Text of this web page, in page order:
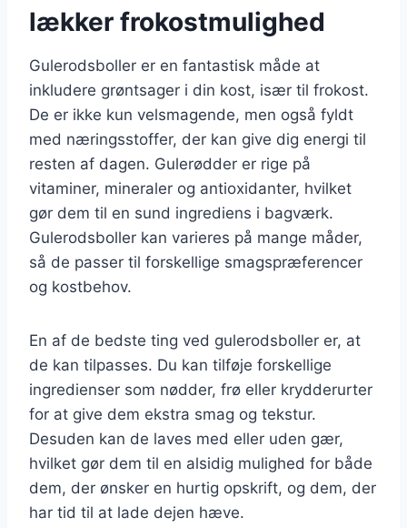
lækker frokostmulighed
Gulerodsboller er en fantastisk måde at
inkludere grøntsager i din kost, især til frokost.
De er ikke kun velsmagende, men også fyldt
med næringsstoffer, der kan give dig energi til
resten af dagen. Gulerødder er rige på
vitaminer, mineraler og antioxidanter, hvilket
gør dem til en sund ingrediens i bagværk.
Gulerodsboller kan varieres på mange måder,
så de passer til forskellige smagspræferencer
og kostbehov.
En af de bedste ting ved gulerodsboller er, at
de kan tilpasses. Du kan tilføje forskellige
ingredienser som nødder, frø eller krydderurter
for at give dem ekstra smag og tekstur.
Desuden kan de laves med eller uden gær,
hvilket gør dem til en alsidig mulighed for både
dem, der ønsker en hurtig opskrift, og dem, der
har tid til at lade dejen hæve.